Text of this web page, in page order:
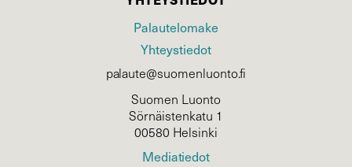
Palautelomake
Yhteystiedot
palaute@suomenluonto.fi
Suomen Luonto
Sörnäistenkatu 1
00580 Helsinki
Mediatiedot